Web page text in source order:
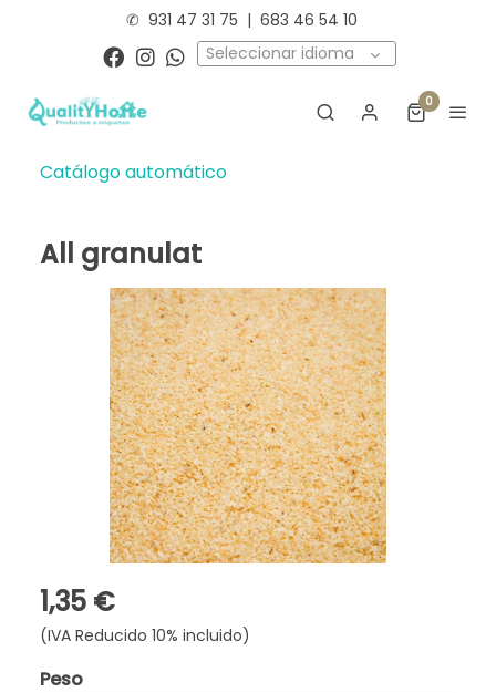
✆ 931 47 31 75 | 683 46 54 10
Seleccionar idioma
0
Catálogo automático
All granulat
1,35 €
(IVA Reducido 10% incluido)
Peso